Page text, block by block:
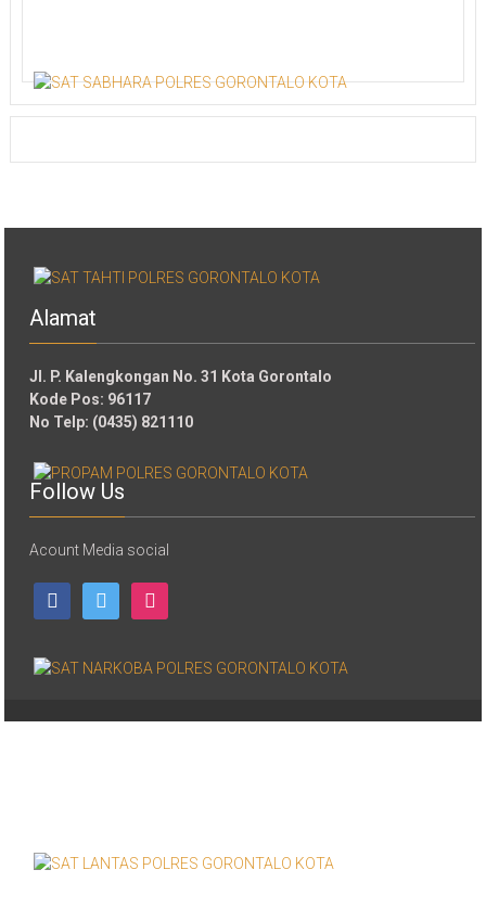
Alamat
Jl. P. Kalengkongan No. 31 Kota Gorontalo
Kode Pos: 96117
No Telp: (0435) 821110
Follow Us
Acount Media social
facebooktwitter instagram